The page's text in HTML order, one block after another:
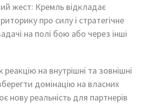
жест: Кремль відкладає
про силу і стратегічне
на полі бою або через інші
на внутрішні та зовнішні
домінацію на власних
нову реальність для партнерів